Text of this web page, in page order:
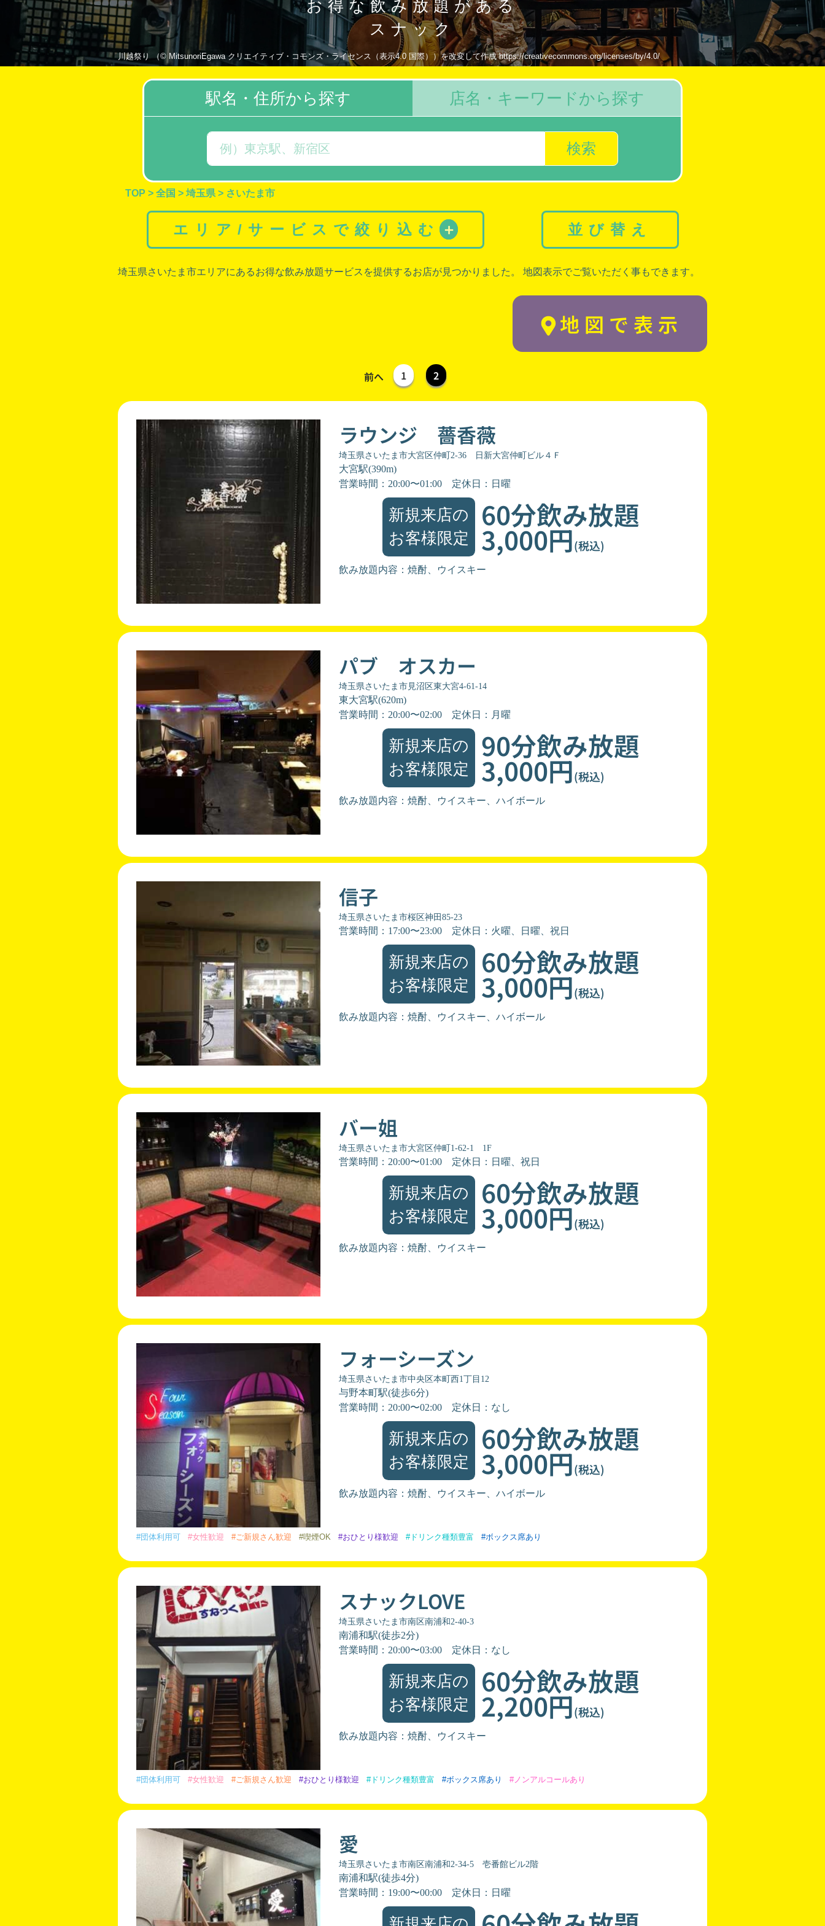
お得な飲み放題がある
スナック
川越祭り （© MitsunoriEgawa クリエイティブ・コモンズ・ライセンス（表示4.0 国際））を改変して作成 https://creativecommons.org/licenses/by/4.0/
駅名・住所から探す
検索
店名・キーワードから探す
TOP > 全国 > 埼玉県 > さいたま市
エリア/サービスで絞り込む ＋ 並び替え
埼玉県さいたま市エリアにあるお得な飲み放題サービスを提供するお店が見つかりました。 地図表示でご覧いただく事もできます。
地図で表示
前へ 1 2
ラウンジ 薔香薇
埼玉県さいたま市大宮区仲町2-36 日新大宮仲町ビル４Ｆ
大宮駅(390m)
営業時間：20:00〜01:00
定休日：日曜
新規来店の
お客様限定
60分飲み放題
3,000円(税込)
飲み放題内容：焼酎、ウイスキー
パブ オスカー
埼玉県さいたま市見沼区東大宮4-61-14
東大宮駅(620m)
営業時間：20:00〜02:00
定休日：月曜
新規来店の
お客様限定
90分飲み放題
3,000円(税込)
飲み放題内容：焼酎、ウイスキー、ハイボール
信子
埼玉県さいたま市桜区神田85-23
営業時間：17:00〜23:00 定休日：火曜、日曜、祝日
新規来店の
お客様限定
60分飲み放題
3,000円(税込)
飲み放題内容：焼酎、ウイスキー、ハイボール
バー姐
埼玉県さいたま市大宮区仲町1-62-1 1F
営業時間：20:00〜01:00 定休日：日曜、祝日
新規来店の
お客様限定
60分飲み放題
3,000円(税込)
飲み放題内容：焼酎、ウイスキー
フォーシーズン
埼玉県さいたま市中央区本町西1丁目12
与野本町駅(徒歩6分)
営業時間：20:00〜02:00
定休日：なし
新規来店の
お客様限定
60分飲み放題
3,000円(税込)
飲み放題内容：焼酎、ウイスキー、ハイボール
#団体利用可 #女性歓迎 #ご新規さん歓迎 #喫煙OK #おひとり様歓迎 #ドリンク種類豊富 #ボックス席あり
スナックLOVE
埼玉県さいたま市南区南浦和2-40-3
南浦和駅(徒歩2分)
営業時間：20:00〜03:00
定休日：なし
新規来店の
お客様限定
60分飲み放題
2,200円(税込)
飲み放題内容：焼酎、ウイスキー
#団体利用可 #女性歓迎 #ご新規さん歓迎 #おひとり様歓迎 #ドリンク種類豊富 #ボックス席あり #ノンアルコールあり
愛
埼玉県さいたま市南区南浦和2-34-5 壱番館ビル2階
南浦和駅(徒歩4分)
営業時間：19:00〜00:00
定休日：日曜